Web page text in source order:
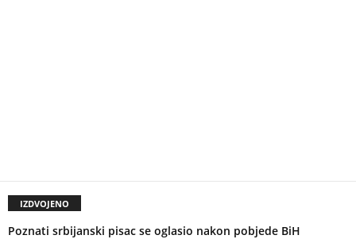
IZDVOJENO
Poznati srbijanski pisac se oglasio nakon pobjede BiH